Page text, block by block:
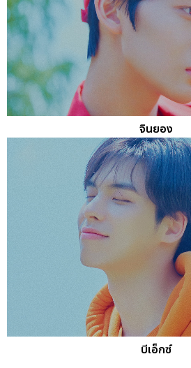
จินยอง
บีเอ็กซ์